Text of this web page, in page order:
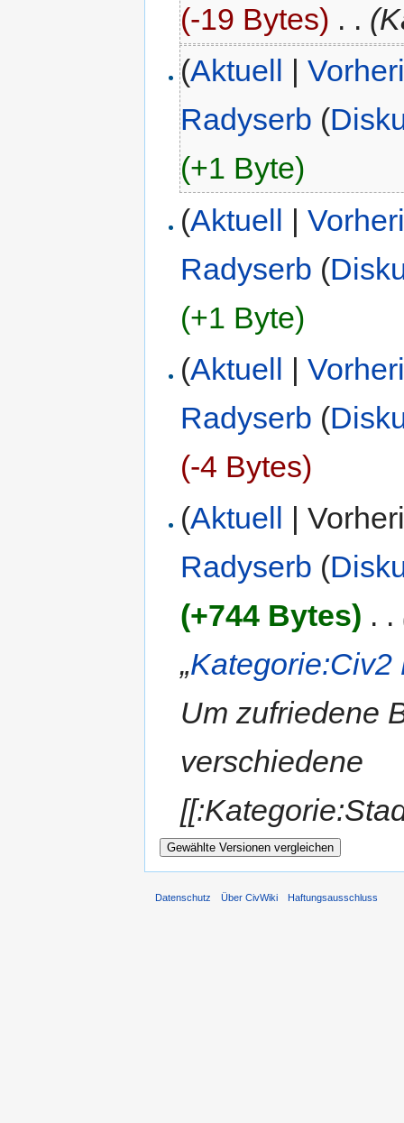
(-19 Bytes) . .
(Aktuell |
Radyserb (
(+1 Byte)
(Aktuell |
Radyserb (
(+1 Byte)
(Aktuell |
Radyserb (
(-4 Bytes)
(Aktuell
|
Radyserb (
(+744 Bytes) . .
„Kategorie:Civ2
Um zufriedene
verschiedene
Datenschutz Über CivWiki Haftungsausschluss